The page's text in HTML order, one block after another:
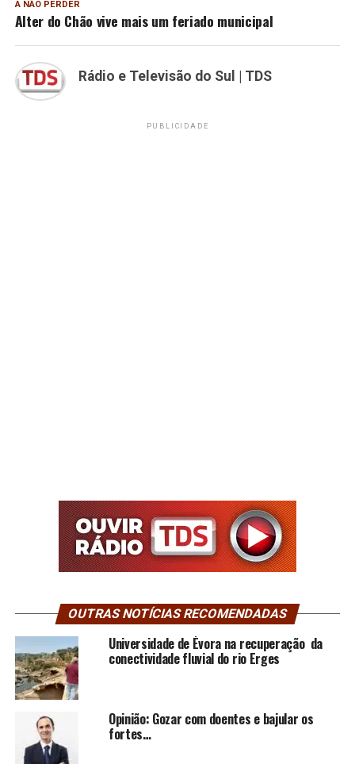
A NÃO PERDER
Alter do Chão vive mais um feriado municipal
Rádio e Televisão do Sul | TDS
PUBLICIDADE
OUTRAS NOTÍCIAS RECOMENDADAS
Universidade de Évora na recuperação da
conectividade fluvial do rio Erges
Opinião: Gozar com doentes e bajular os
fortes…